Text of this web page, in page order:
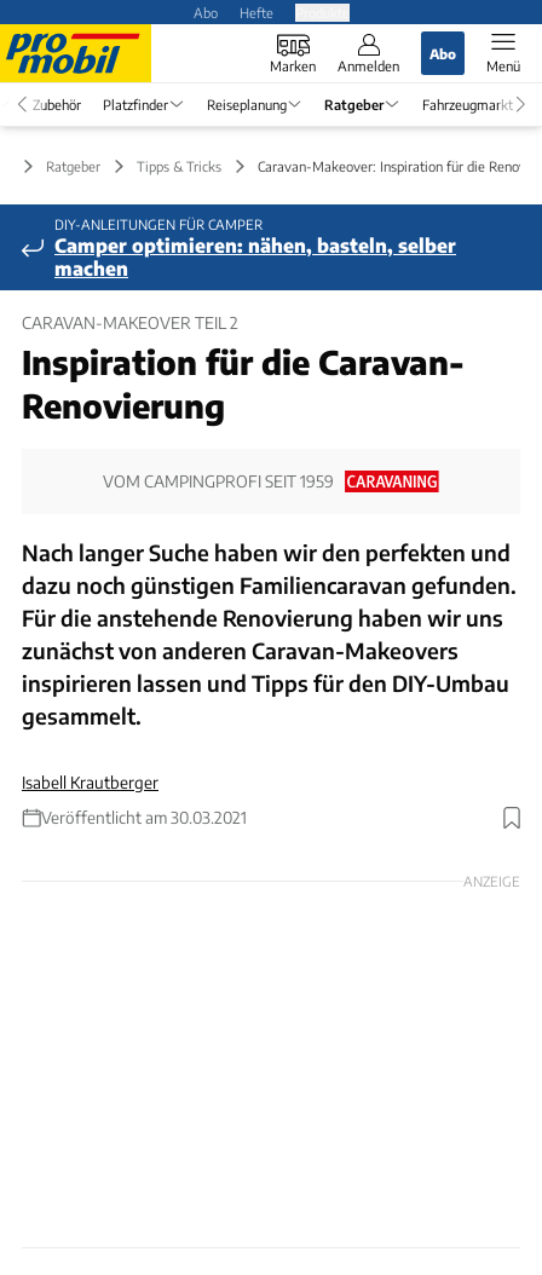
Abo Hefte
Marken Anmelden
Abo
Menü
Zubehör Platzfinder Reiseplanung Ratgeber Fahrzeugmarkt
Ratgeber Tipps & Tricks Caravan-Makeover: Inspiration für die
DIY-ANLEITUNGEN FÜR CAMPER
Camper optimieren: nähen, basteln, selber
machen
CARAVAN-MAKEOVER TEIL 2
Inspiration für die Caravan-
Renovierung
VOM CAMPINGPROFI SEIT 1959
Nach langer Suche haben wir den perfekten und
dazu noch günstigen Familiencaravan gefunden.
Für die anstehende Renovierung haben wir uns
zunächst von anderen Caravan-Makeovers
inspirieren lassen und Tipps für den DIY-Umbau
gesammelt.
Isabell Krautberger
Veröffentlicht am 30.03.2021
Foto: I.Krautberger
ANZEIGE